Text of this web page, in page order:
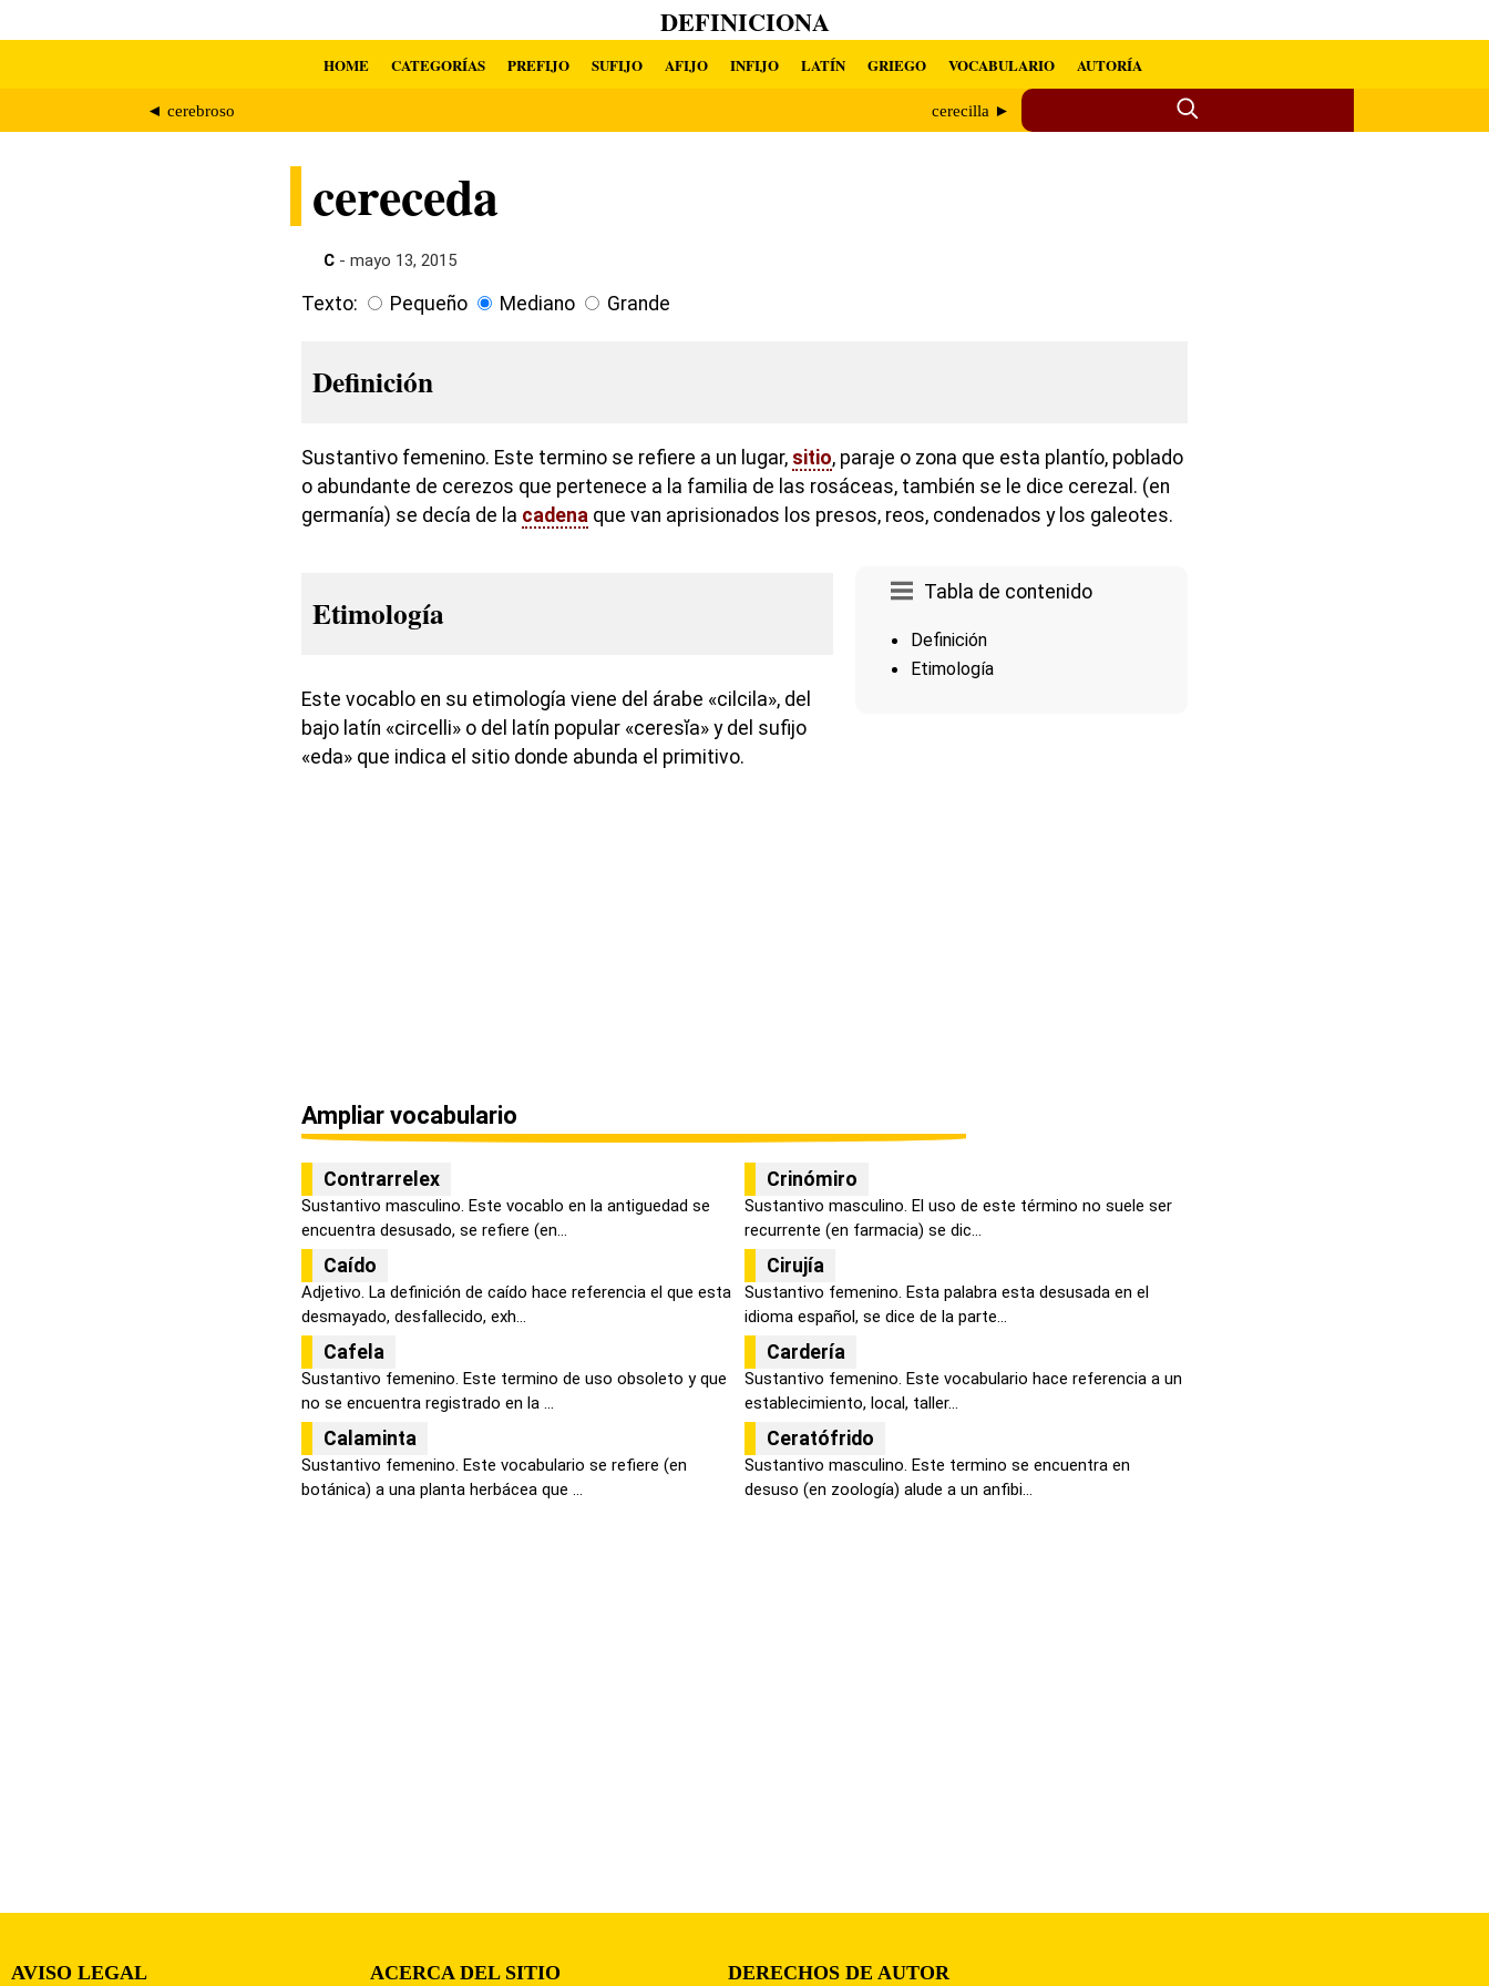
DEFINICIONA
HOME CATEGORÍAS PREFIJO SUFIJO AFIJO INFIJO LATÍN GRIEGO VOCABULARIO AUTORÍA
◄ cerebroso cerecilla ►
cereceda
C - mayo 13, 2015
Texto: Pequeño Mediano Grande
Definición
Sustantivo femenino. Este termino se refiere a un lugar, sitio, paraje o zona que esta plantío, poblado
o abundante de cerezos que pertenece a la familia de las rosáceas, también se le dice cerezal. (en
germanía) se decía de la cadena que van aprisionados los presos, reos, condenados y los galeotes.
Tabla de contenido
Definición
Etimología
Etimología
Este vocablo en su etimología viene del árabe «cilcila», del
bajo latín «circelli» o del latín popular «ceresĭa» y del sufijo
«eda» que indica el sitio donde abunda el primitivo.
Ampliar vocabulario
Contrarrelex
Sustantivo masculino. Este vocablo en la antiguedad se
encuentra desusado, se refiere (en...
Crinómiro
Sustantivo masculino. El uso de este término no suele ser
recurrente (en farmacia) se dic...
Caído
Adjetivo. La definición de caído hace referencia el que esta
desmayado, desfallecido, exh...
Cirujía
Sustantivo femenino. Esta palabra esta desusada en el
idioma español, se dice de la parte...
Cafela
Sustantivo femenino. Este termino de uso obsoleto y que
no se encuentra registrado en la ...
Cardería
Sustantivo femenino. Este vocabulario hace referencia a un
establecimiento, local, taller...
Calaminta
Sustantivo femenino. Este vocabulario se refiere (en
botánica) a una planta herbácea que ...
Ceratófrido
Sustantivo masculino. Este termino se encuentra en
desuso (en zoología) alude a un anfibi...
AVISO LEGAL ACERCA DEL SITIO DERECHOS DE AUTOR